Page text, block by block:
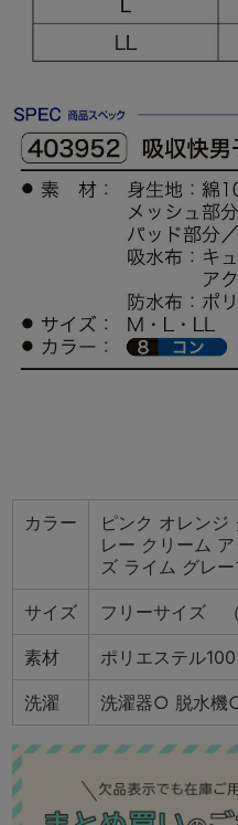
カラー
ピンク オレン
レー クリーム
ズ ライム グレ
サイズ フリーサイズ
素材 ポリエステル100
洗濯 洗濯器○ 脱水